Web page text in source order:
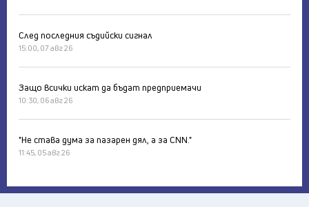
След последния съдийски сигнал
15:00, 07 авг 26
Защо всички искат да бъдат предприемачи
10:30, 06 авг 26
"Не става дума за пазарен дял, а за CNN."
11:45, 05 авг 26